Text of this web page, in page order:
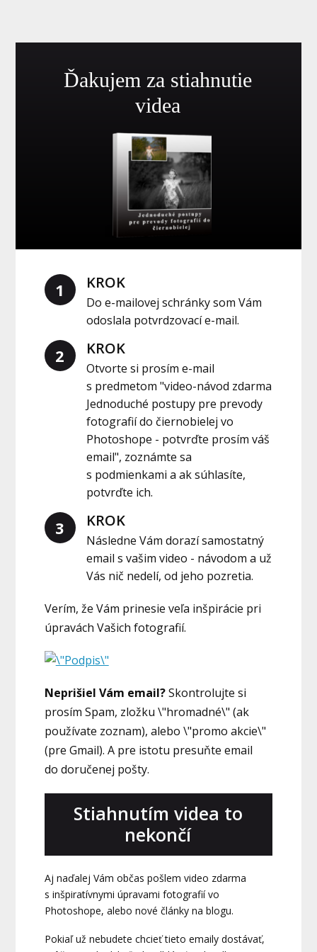
Ďakujem za stiahnutie
videa
1 KROK
Do e-mailovej schránky som Vám
odoslala potvrdzovací e-mail.
2 KROK
Otvorte si prosím e-mail
s predmetom "video-návod zdarma
Jednoduché postupy pre prevody
fotografií do čiernobielej vo
Photoshope - potvrďte prosím váš
email", zoznámte sa
s podmienkami a ak súhlasíte,
potvrďte ich.
3 KROK
Následne Vám dorazí samostatný
email s vašim video - návodom a už
Vás nič nedelí, od jeho pozretia.
Verím, že Vám prinesie veľa inšpirácie pri
úpravách Vašich fotografií.
Neprišiel Vám email?Skontrolujte si
prosím Spam, zložku \"hromadné\" (ak
používate zoznam), alebo \"promo akcie\"
(pre Gmail). A pre istotu presuňte email
do doručenej pošty.
Stiahnutím videa to
nekončí
Aj naďalej Vám občas pošlem video zdarma
s inšpiratívnymi úpravami fotografií vo
Photoshope, alebo nové články na blogu.
Pokiaľ už nebudete chcieť tieto emaily dostávať,